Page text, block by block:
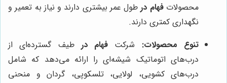
محصولاتفهام درطول عمر بیشتری دارند و نیاز به تعمیر و
نگهداری کمتری دارند.
تنوع محصولات: شرکت فهام در طیف گسترده‌ای از
درب‌های اتوماتیک شیشه‌ای را ارائه می‌دهد که شامل
درب‌های کشویی، لولایی، تلسکوپی، گردان و منحنی